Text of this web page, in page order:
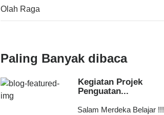
Olah Raga
Paling Banyak dibaca
Kegiatan Projek
Penguatan...
Salam Merdeka Belajar !!!